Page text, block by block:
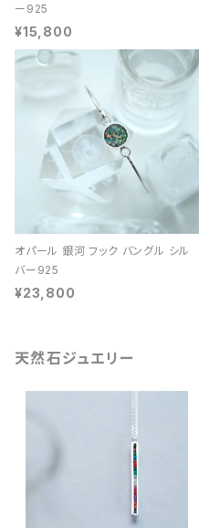
ー925
¥15,800
オパール 銀河 フック バングル シル
バー925
¥23,800
天然石ジュエリー